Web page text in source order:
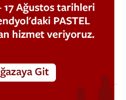
-
Pastel Daylight Cream
Highlighter - Krem Aydınlatıcı 11
Sunrise